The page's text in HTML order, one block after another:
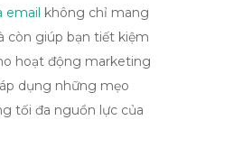
email không chỉ mang
còn giúp bạn tiết kiệm
hoạt động marketing
dụng những mẹo
tối đa nguồn lực của